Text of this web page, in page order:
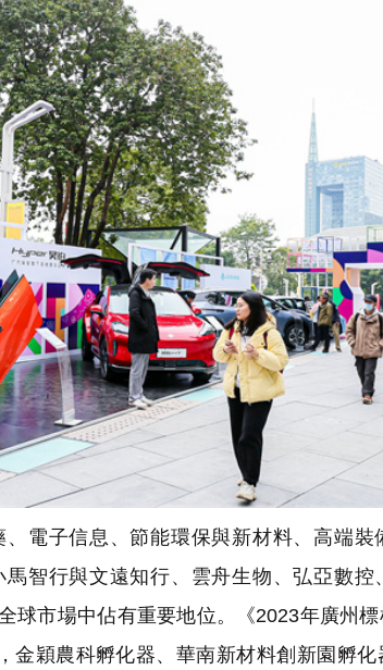
電子信息、節能環保與新材料、高端裝
智行與文遠知行、雲舟生物、弘亞數控
球市場中佔有重要地位。《2023年廣州標
金穎農科孵化器、華南新材料創新園孵